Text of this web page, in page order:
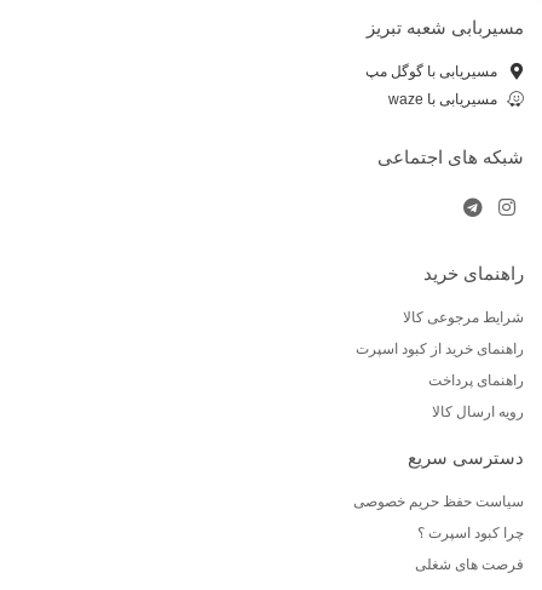
مسیربابی شعبه تبریز
مسیریابی با گوگل مپ
مسیریابی با waze
شبکه های اجتماعی
راهنمای خرید
شرایط مرجوعی کالا
راهنمای خرید از کبود اسپرت
راهنمای پرداخت
رویه ارسال کالا
دسترسی سریع
سیاست حفظ حریم خصوصی
چرا کبود اسپرت ؟
فرصت های شغلی